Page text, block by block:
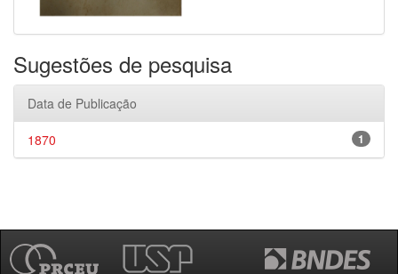
Sugestões de pesquisa
Data de Publicação
1
1870